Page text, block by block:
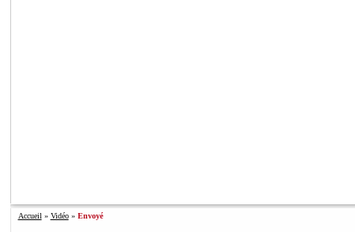
Accueil » Vidéo» Envoyé